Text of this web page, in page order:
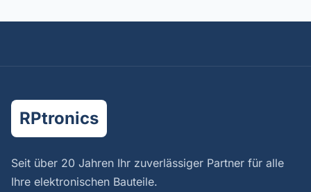
RPtronics
Seit über 20 Jahren Ihr zuverlässiger Partner für alle
Ihre elektronischen Bauteile.